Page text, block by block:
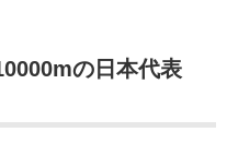
の日本代表